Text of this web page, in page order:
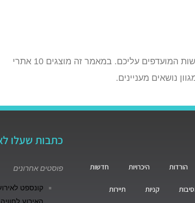
זהו הזמן שלכם, חובבי האקטואליה, לבחון ולבחור את אתרי החדשות המועדפים עליכם. במאמר זה מוצגים 10 אתרי
נושאים מעניינים.
הורדות היכרויות חדשות
קניות תיירות
כתבות שעלו
פוסטים אחרונים